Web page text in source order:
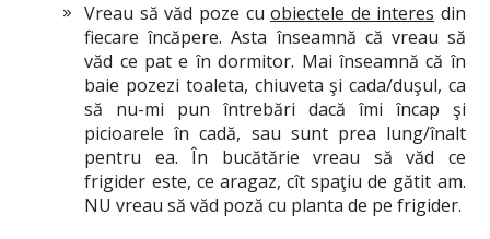
Vreau să văd poze cuobiectele de interes din
fiecare încăpere. Asta înseamnă că vreau să
văd ce pat e în dormitor. Mai înseamnă că în
baie pozezi toaleta, chiuveta şi cada/duşul, ca
să nu-mi pun întrebări dacă îmi încap şi
picioarele în cadă, sau sunt prea lung/înalt
pentru ea. În bucătărie vreau să văd ce
frigider este, ce aragaz, cît spaţiu de gătit am.
NU vreau să văd poză cu planta de pe frigider.